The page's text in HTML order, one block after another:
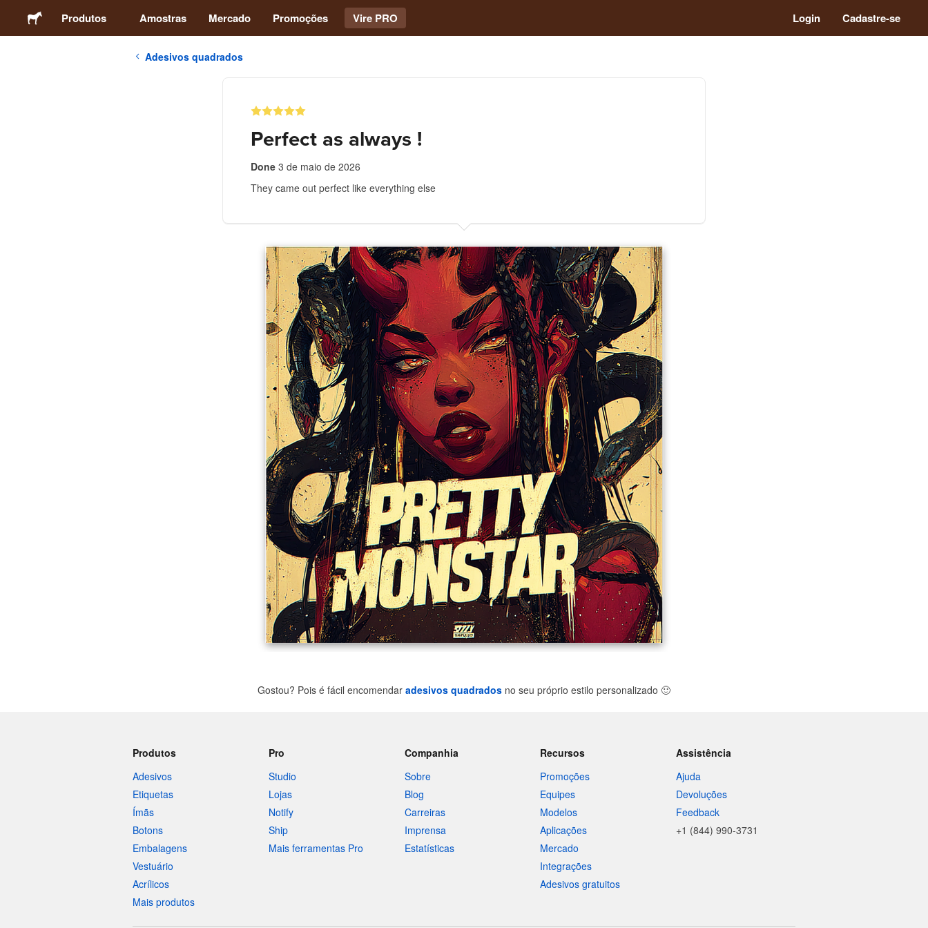
Produtos Amostras Mercado Promoções Vire PRO Login Cadastre-se
Adesivos quadrados
Perfect as always !
Done 3 de maio de 2026
They came out perfect like everything else
Gostou? Pois é fácil encomendar adesivos quadrados no seu próprio estilo personalizado 🙂
Produtos
Adesivos
Etiquetas
Ímãs
Botons
Embalagens
Vestuário
Acrílicos
Mais produtos
Pro
Studio
Lojas
Notify
Ship
Mais ferramentas Pro
Companhia
Sobre
Blog
Carreiras
Imprensa
Estatísticas
Recursos
Promoções
Equipes
Modelos
Aplicações
Mercado
Integrações
Adesivos gratuitos
Assistência
Ajuda
Devoluções
Feedback
+1 (844) 990-3731